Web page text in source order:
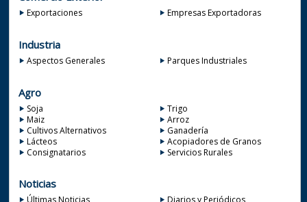
Exportaciones Empresas Exportadoras
Industria
Aspectos Generales Parques Industriales
Agro
Soja
Trigo
Maiz
Arroz
Cultivos Alternativos
Ganadería
Lácteos
Acopiadores de Granos
Consignatarios
Servicios Rurales
Noticias
Últimas Noticias
Diarios y Periódicos